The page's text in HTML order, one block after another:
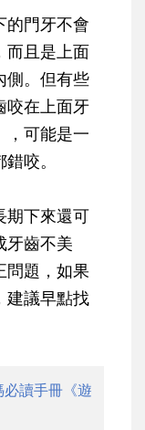
的門牙不會
而且是上面
側。但有些
咬在上面牙
，可能是一
咬。
期下來還可
牙齒不美
問題，如果
建議早點找
讀手冊《遊